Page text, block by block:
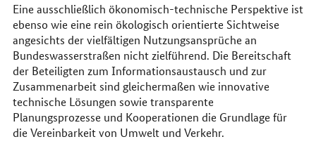
Eine ausschließlich ökonomisch-technische Perspektive ist
ebenso wie eine rein ökologisch orientierte Sichtweise
angesichts der vielfältigen Nutzungsansprüche an
Bundeswasserstraßen nicht zielführend. Die Bereitschaft
der Beteiligten zum Informationsaustausch und zur
Zusammenarbeit sind gleichermaßen wie innovative
technische Lösungen sowie transparente
Planungsprozesse und Kooperationen die Grundlage für
die Vereinbarkeit von Umwelt und Verkehr.